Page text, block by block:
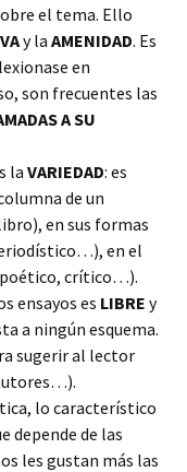
el tema. Ello
y la AMENIDAD. Es
en
son frecuentes las
A SU
la VARIEDAD: es
de un
en sus formas
en el
crítico…).
ensayos es LIBRE y
a ningún esquema.
sugerir al lector
lo característico
depende de las
les gustan más las